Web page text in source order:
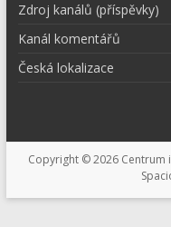
Zdroj kanálů (příspěvky)
Kanál komentářů
Česká lokalizace
Copyright © 2026 Centrum